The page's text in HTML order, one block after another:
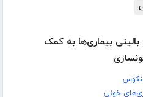
بیماری‌ها به کمک
خونی